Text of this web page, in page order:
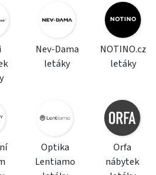
Nev-Dama
letáky
NOTINO.cz
letáky
Optika
Lentiamo
Orfa
nábytek